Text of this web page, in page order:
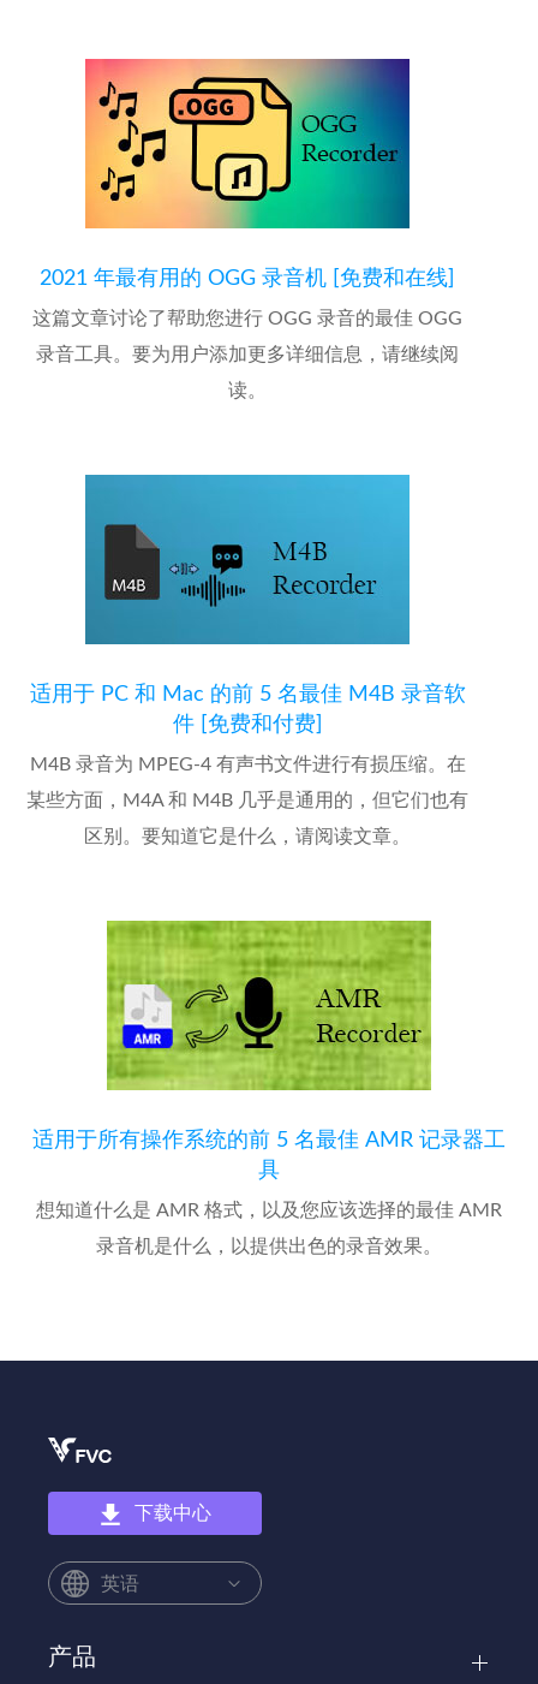
2021 年最有用的 OGG 录音机 [免费和在线]
这篇文章讨论了帮助您进行 OGG 录音的最佳 OGG
录音工具。要为用户添加更多详细信息，请继续阅
读。
适用于 PC 和 Mac 的前 5 名最佳 M4B 录音软
件 [免费和付费]
M4B 录音为 MPEG-4 有声书文件进行有损压缩。在
某些方面，M4A 和 M4B 几乎是通用的，但它们也有
区别。要知道它是什么，请阅读文章。
适用于所有操作系统的前 5 名最佳 AMR 记录器工
具
想知道什么是 AMR 格式，以及您应该选择的最佳 AMR
录音机是什么，以提供出色的录音效果。
下载中心
英语
产品